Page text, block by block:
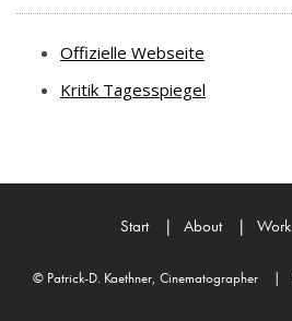
Offizielle Webseite
Kritik Tagesspiegel
Start | About | Work
© Patrick-D. Kaethner, Cinematographer |